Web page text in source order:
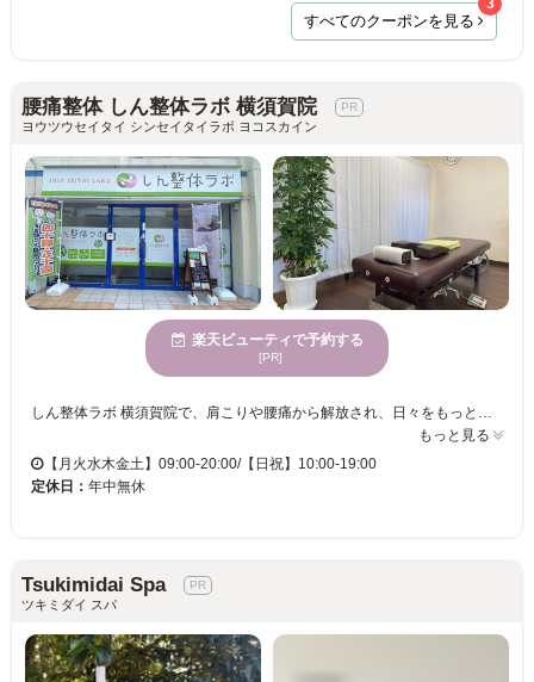
すべてのクーポンを見る
腰痛整体 しん整体ラボ 横須賀院
ヨウツウセイタイ シンセイタイラボ ヨコスカイン
楽天ビューティで予約する
[PR]
もっと見る
【月火水木金土】09:00-20:00/【日祝】10:00-19:00
定休日： 年中無休
Tsukimidai Spa
ツキミダイ スパ